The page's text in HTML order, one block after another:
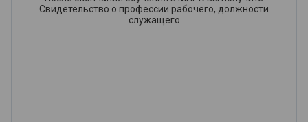
Свидетельство о профессии рабочего, должности
служащего